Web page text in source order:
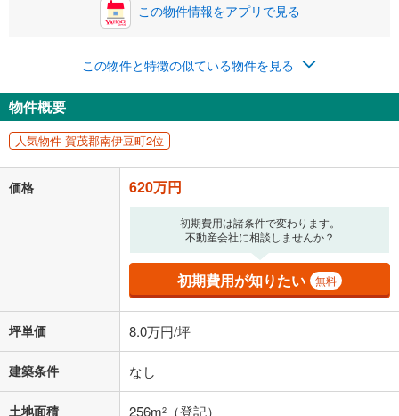
この物件情報をアプリで見る
この物件と特徴の似ている物件を見る
物件概要
人気物件 賀茂郡南伊豆町2位
価格 620万円
初期費用は諸条件で変わります。
不動産会社に相談しませんか？
初期費用が知りたい 無料
坪単価 8.0万円/坪
建築条件 なし
土地面積 256m2 （登記）